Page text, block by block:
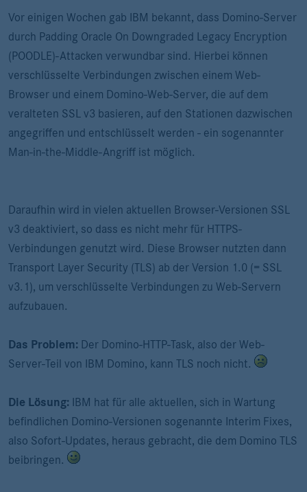
Vor einigen Wochen gab IBM bekannt, dass Domino-Server
durch Padding Oracle On Downgraded Legacy Encryption
(POODLE)-Attacken verwundbar sind. Hierbei können
verschlüsselte Verbindungen zwischen einem Web-
Browser und einem Domino-Web-Server, die auf dem
veralteten SSL v3 basieren, auf den Stationen dazwischen
angegriffen und entschlüsselt werden - ein sogenannter
Man-in-the-Middle-Angriff ist möglich.
Daraufhin wird in vielen aktuellen Browser-Versionen SSL
v3 deaktiviert, so dass es nicht mehr für HTTPS-
Verbindungen genutzt wird. Diese Browser nutzten dann
Transport Layer Security (TLS) ab der Version 1.0 (= SSL
v3.1), um verschlüsselte Verbindungen zu Web-Servern
aufzubauen.
Das Problem: Der Domino-HTTP-Task, also der Web-
Server-Teil von IBM Domino, kann TLS noch nicht.
Die Lösung:
IBM hat für alle aktuellen, sich in Wartung
befindlichen Domino-Versionen sogenannte Interim Fixes,
also Sofort-Updates, heraus gebracht, die dem Domino TLS
beibringen.